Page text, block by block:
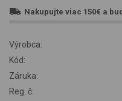
Nakupujte viac 150€ a
Výrobca:
Kód:
Záruka:
Reg. č: